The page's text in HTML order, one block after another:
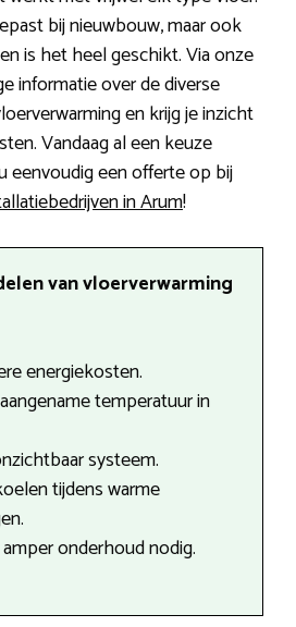
bij nieuwbouw, maar ook
is het heel geschikt. Via onze
informatie over de diverse
en krijg je inzicht
Vandaag al een keuze
eenvoudig een offerte op bij
in Arum!
van vloerverwarming
energiekosten.
temperatuur in
systeem.
tijdens warme
onderhoud nodig.